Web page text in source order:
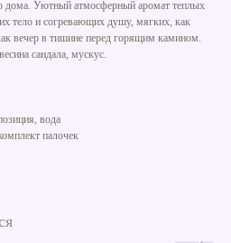
дома. Уютный атмосферный аромат теплых
тело и согревающих душу, мягких, как
вечер в тишине перед горящим камином.
сандала, мускус.
вода
палочек